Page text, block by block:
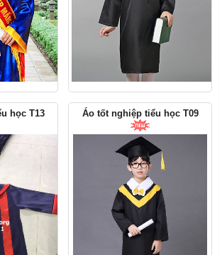
học T13 Áo tốt nghiệp tiểu học T09